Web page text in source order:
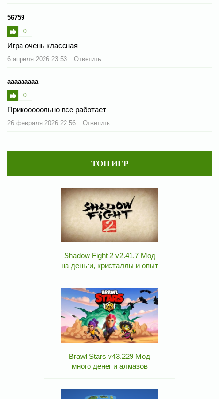
56759
0
Игра очень классная
6 апреля 2026 23:53 Ответить
ааааааааа
0
Прикооооольно все работает
26 февраля 2026 22:56 Ответить
ТОП ИГР
Shadow Fight 2 v2.41.7 Мод
на деньги, кристаллы и опыт
Brawl Stars v43.229 Мод
много денег и алмазов